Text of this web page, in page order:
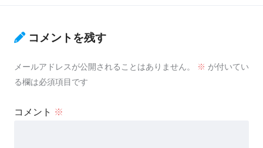
コメントを残す
メールアドレスが公開されることはありません。 ※ が付いてい
る欄は必須項目です
コメント ※